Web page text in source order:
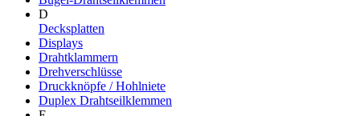
D
Decksplatten
Displays
Drahtklammern
Drehverschlüsse
Druckknöpfe / Hohlniete
Duplex Drahtseilklemmen